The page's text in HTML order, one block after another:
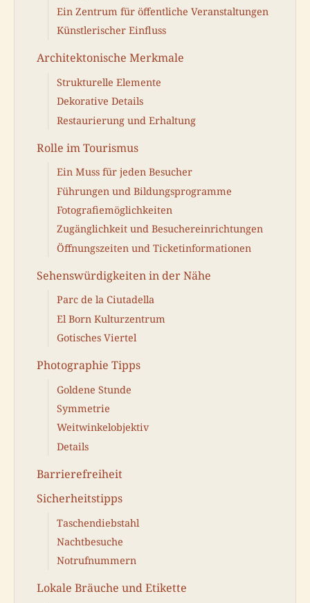
Ein Zentrum für öffentliche Veranstaltungen
Künstlerischer Einfluss
Architektonische Merkmale
Strukturelle Elemente
Dekorative Details
Restaurierung und Erhaltung
Rolle im Tourismus
Ein Muss für jeden Besucher
Führungen und Bildungsprogramme
Fotografiemöglichkeiten
Zugänglichkeit und Besuchereinrichtungen
Öffnungszeiten und Ticketinformationen
Sehenswürdigkeiten in der Nähe
Parc de la Ciutadella
El Born Kulturzentrum
Gotisches Viertel
Photographie Tipps
Goldene Stunde
Symmetrie
Weitwinkelobjektiv
Details
Barrierefreiheit
Sicherheitstipps
Taschendiebstahl
Nachtbesuche
Notrufnummern
Lokale Bräuche und Etikette